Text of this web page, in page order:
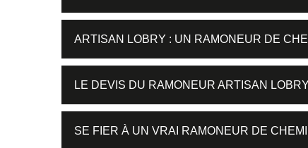
ARTISAN LOBRY : UN RAMONEUR DE
LE DEVIS DU RAMONEUR ARTISAN
SE FIER À UN VRAI RAMONEUR DE